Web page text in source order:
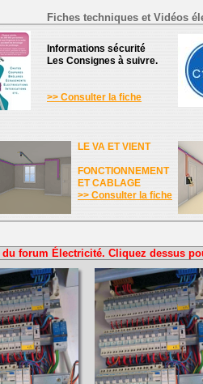
Fiches techniques et Vidéos
Informations sécurité
Les Consignes à suivre.
>> Consulter la fiche
LE VA ET VIENT
FONCTIONNEMENT
ET CABLAGE
>> Consulter la fiche
forum Électricité. Cliquez dessus